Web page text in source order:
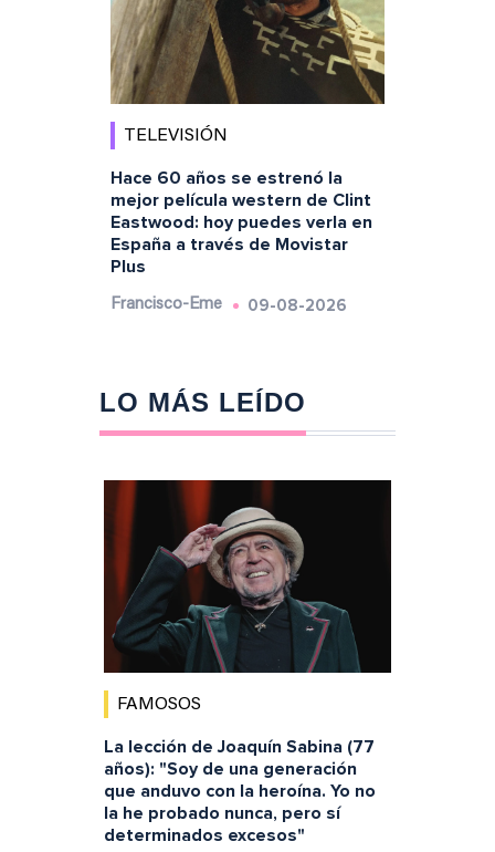
TELEVISIÓN
Hace 60 años se estrenó la
mejor película western de Clint
Eastwood: hoy puedes verla en
España a través de Movistar
Plus
Francisco-Eme 09-08-2026
LO MÁS LEÍDO
FAMOSOS
La lección de Joaquín Sabina (77
años): "Soy de una generación
que anduvo con la heroína. Yo no
la he probado nunca, pero sí
determinados excesos"